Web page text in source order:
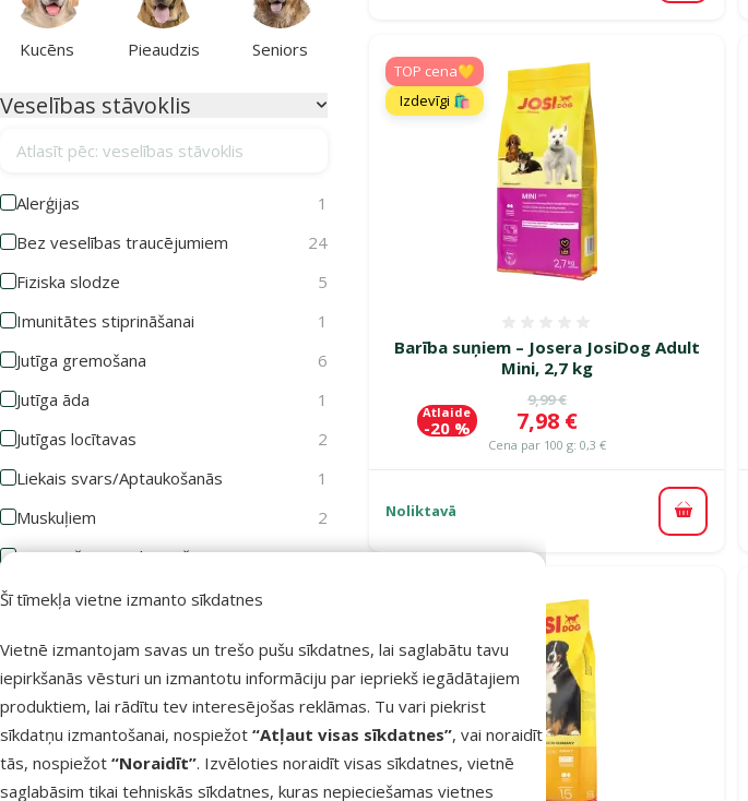
Šī tīmekļa vietne izmanto sīkdatnes
Vietnē izmantojam savas un trešo pušu sīkdatnes, lai saglabātu tavu
iepirkšanās vēsturi un izmantotu informāciju par iepriekš iegādātajiem
produktiem, lai rādītu tev interesējošas reklāmas. Tu vari piekrist
sīkdatņu izmantošanai, nospiežot “Atļaut visas sīkdatnes”, vai noraidīt
tās, nospiežot “Noraidīt”. Izvēloties noraidīt visas sīkdatnes, vietnē
saglabāsim tikai tehniskās sīkdatnes, kuras nepieciešamas vietnes
Kucēns Pieaudzis Seniors
Veselības stāvoklis
Atlasīt pēc: veselības stāvoklis
Alerģijas
1
Bez veselības traucējumiem
24
Fiziska slodze
5
Imunitātes stiprināšanai
1
Jutīga gremošana
6
Jutīga āda
1
Jutīgas locītavas
2
Liekais svars/Aptaukošanās
1
Muskuļiem
2
Novecošanas palēnināšana
1
Sauss un trausls apmatojums
Svara kontrolei
1
Zobakmens profilaksei
1
Zobiem un kauliem
2
Rādīt vairāk
Barība suņiem – Josera JosiDog Adult
Mini, 2,7 kg
Oriģinālā cena
9,99 €
Cena
7,98 €
Cena par 100 g: 0,3 €
Atlaide
-20 %
TOP cena💛
Izdevīgi 🛍️
Noliktavā